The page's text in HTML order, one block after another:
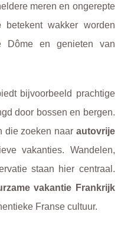
meren en ongerepte
betekent wakker worden
en genieten van
bijvoorbeeld prachtige
door bossen en bergen.
die zoeken naar autovrije
vakanties. Wandelen,
staan hier centraal.
vakantie Frankrijk
Franse cultuur.